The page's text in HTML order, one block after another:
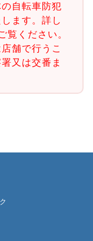
自転車防犯
ます。詳し
覧ください。
舗で行うこ
又は交番ま